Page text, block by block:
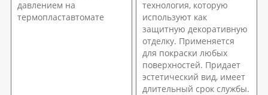
давлением на
термопластавтомате
технология, которую
используют как
защитную декоративную
отделку. Применяется
для покраски любых
поверхностей. Придает
эстетический вид, имеет
длительный срок службы.